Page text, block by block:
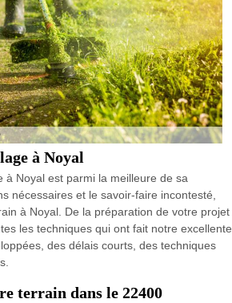
à Noyal
Noyal est parmi la meilleure de sa
nécessaires et le savoir-faire incontesté,
à Noyal. De la préparation de votre projet
les techniques qui ont fait notre excellente
des délais courts, des techniques
terrain dans le 22400